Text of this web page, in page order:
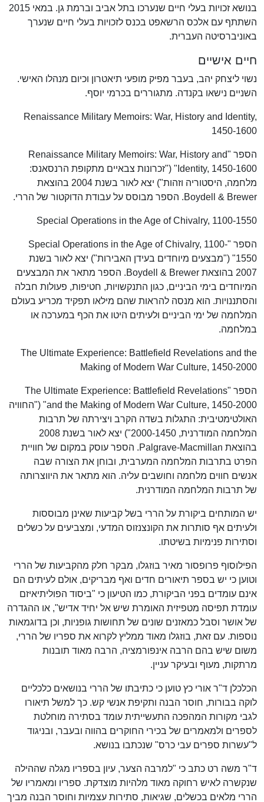
בנושא זכויות בעלי חיים שנערכו בתל אביב וברמת גן. במאי 2015
השתתף עם אלכס הרשאפט בכנס לזכויות בעלי חיים שנערך
באוניברסיטה העברית.
חיים אישיים
נשוי ליצחק יהב, בעבר מפיק מופעי תיאטרון וכיום מנהלו האישי.
השניים נישאו בקנדה. מתגוררים בכרמי יוסף.
Renaissance Military Memoirs: War, History and Identity,
1450-1600
הספר "Renaissance Military Memoirs: War, History and
Identity, 1450-1600" ("זכרונות צבאיים מתקופת הרנסאנס:
מלחמה, היסטוריה וזהות") יצא לאור בשנת 2004 בהוצאת
Boydell & Brewer. הספר מבוסס על עבודת הדוקטור של הררי.
Special Operations in the Age of Chivalry, 1100-1550
הספר "Special Operations in the Age of Chivalry, 1100-
1550" ("מבצעים מיוחדים בעידן האבירות") יצא לאור בשנת
2007 בהוצאת Boydell & Brewer. הספר מתאר את המבצעים
המיוחדים בימי הביניים, כגון התנקשויות, חטיפות, פעולות חבלה
והסתננויות. הוא מנסה להראות שהם מילאו תפקיד מכריע בעולם
המלחמה של ימי הביניים ולעיתים היטו את הכף במערכה או
במלחמה.
The Ultimate Experience: Battlefield Revelations and the
Making of Modern War Culture, 1450-2000
הספר "The Ultimate Experience: Battlefield Revelations
and the Making of Modern War Culture, 1450-2000" ("החוויה
האולטימטיבית: התגלות בשדה הקרב ויצירתה של תרבות
המלחמה המודרנית, 2000-1450") יצא לאור בשנת 2008
בהוצאת Palgrave-Macmillan. הספר עוסק במקום של חוויית
הפרט בתרבות המלחמה המערבית, ובוחן את הצורה שבה
אנשים חווים מלחמה וחושבים עליה. הוא מתאר את היווצרותה
של תרבות המלחמה המודרנית.
יש המותחים ביקורת על הררי בשל קביעות שאינן מבוססות
ולעיתים אף סותרות את הקונצנזוס המדעי, ומצביעים על כשלים
וסתירות פנימיות בשיטתו.
הפילוסוף פרופסור מאיר בוזגלו, מבקר חלק מהקביעות של הררי
וטוען כי יש בספר תיאורים חדים ואף מבריקים, אולם לעיתים הם
אינם עומדים בפני הביקורת, כמו הטיעון כי "ביסוד הפוליתיאיזם
עומדת תפיסה מטפיזית האומרת שיש אל יחיד אדיש", או ההגדרה
של אושר וסבל כמאזנים שונים של תחושות גופניות, וכן בדוגמאות
נוספות. עם זאת, בוזגלו מאוד ממליץ לקרוא את ספריו של הררי,
משום שיש בהם הרבה אינפורמציה, הרבה מאוד תובנות
מרתקות, מעוף ובעיקר עניין.
הכלכלן ד"ר אורי כץ טוען כי כתיבתו של הררי בנושאים כלכליים
לוקה בבורות, חוסר הבנה ותקיפת אנשי קש. כך למשל תיאורו
לגבי מקורות המהפכה התעשייתית עומד בסתירה מוחלטת
לספרים ולמאמרים של בכירי החוקרים בהווה ובעבר, ובניגוד
ל"עשרות ספרים עבי כרס" שנכתבו בנושא.
ד"ר משה רט כתב כי "למרבה הצער, עיון בספריו מגלה שההילה
שנקשרה לאיש רחוקה מאוד מלהיות מוצדקת. ספריו ומאמריו של
הררי מלאים בכשלים, שגיאות, סתירות עצמיות וחוסר הבנה מביך